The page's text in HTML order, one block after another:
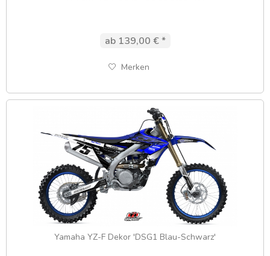
ab 139,00 € *
Merken
Yamaha YZ-F Dekor 'DSG1 Blau-Schwarz'